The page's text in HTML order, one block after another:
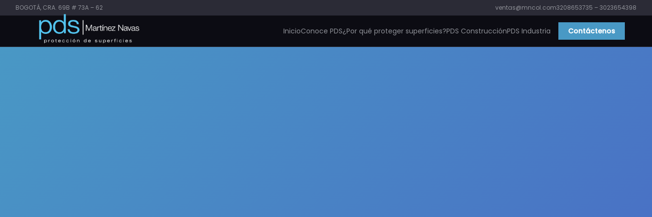
BOGOTÁ, CRA. 69B # 73A – 62 ventas@mncol.com3208653735 – 3023654398
InicioConoce PDS¿Por qué proteger superficies?PDS ConstrucciónPDS Industria Contáctenos